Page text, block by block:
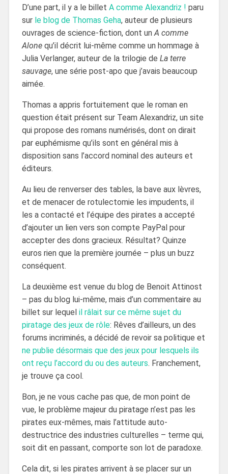
D’une part, il y a le billet A comme Alexandriz ! paru
sur le blog de Thomas Geha, auteur de plusieurs
ouvrages de science-fiction, dont unA comme
Alonequ’il décrit lui-même comme un hommage à
Julia Verlanger, auteur de la trilogie de La terre
sauvage, une série post-apo que j’avais beaucoup
aimée.
Thomas a appris fortuitement que le roman en
question était présent sur Team Alexandriz, un site
qui propose des romans numérisés, dont on dirait
par euphémisme qu’ils sont en général mis à
disposition sans l’accord nominal des auteurs et
éditeurs.
Au lieu de renverser des tables, la bave aux lèvres,
et de menacer de rotulectomie les impudents, il
les a contacté et l’équipe des pirates a accepté
d’ajouter un lien vers son compte PayPal pour
accepter des dons gracieux. Résultat? Quinze
euros rien que la première journée – plus un buzz
conséquent.
La deuxième est venue du blog de Benoit Attinost
– pas du blog lui-même, mais d’un commentaire au
billet sur lequel il râlait sur ce même sujet du
piratage des jeux de rôle: Rêves d’ailleurs, un des
forums incriminés, a décidé de revoir sa politique et
ne publie désormais que des jeux pour lesquels ils
ont reçu l’accord du ou des auteurs. Franchement,
je trouve ça cool.
Bon, je ne vous cache pas que, de mon point de
vue, le problème majeur du piratage n’est pas les
pirates eux-mêmes, mais l’attitude auto-
destructrice des industries culturelles – terme qui,
soit dit en passant, comporte son lot de paradoxe.
Cela dit, si les pirates arrivent à se placer sur un